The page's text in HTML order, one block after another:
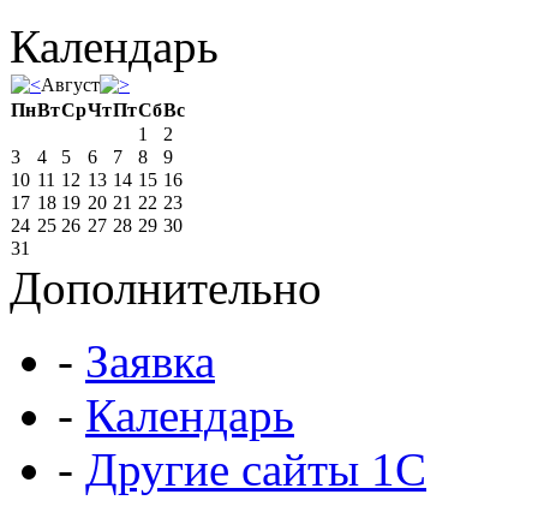
Календарь
Август
ПнВтСрЧтПтСбВс
1
2
3
4 5 6 7 8
9
10 11 12 13 14 15 16
17 18 19 20 21 22 23
24 25 26 27 28 29 30
31
Дополнительно
- Заявка
- Календарь
- Другие сайты 1С